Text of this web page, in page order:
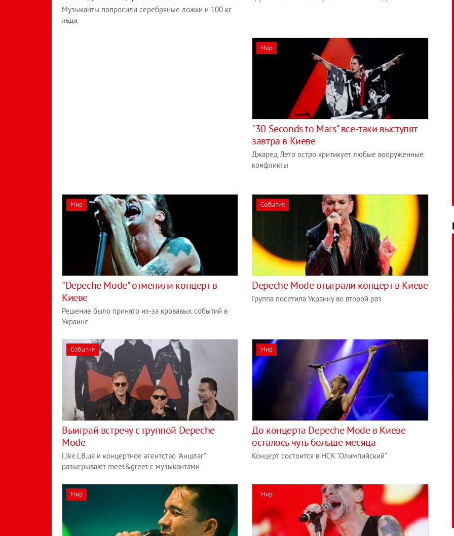
Музыканты попросили серебряные ложки и 100 кг
льда.
Мир
"30 Seconds to Mars" все-таки выступят
завтра в Киеве
Джаред Лето остро критикует любые вооруженные
конфликты
Мир
"Depeche Mode" отменили концерт в
Киеве
Решение было принято из-за кровавых событий в
Украине
События
Depeche Mode отыграли концерт в Киеве
Группа посетила Украину во второй раз
События
Выиграй встречу с группой Depeche
Mode
Like.LB.ua и концертное агентство "Аншлаг"
разыгрывают meet&greet с музыкантами
Мир
До концерта Depeche Mode в Киеве
осталось чуть больше месяца
Концерт состоится в НСК "Олимпийский"
Мир Мир